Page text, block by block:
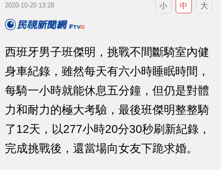
2020-10-20 13:28 小 中 大
西班牙男子班傑明，挑戰不間斷騎室內健
身車紀錄，雖然每天有六小時睡眠時間，
每騎一小時就能休息五分鐘，但仍是對體
力和耐力的極大考驗，最後班傑明整整騎
了12天，以277小時20分30秒刷新紀錄，
完成挑戰後，還當場向女友下跪求婚。